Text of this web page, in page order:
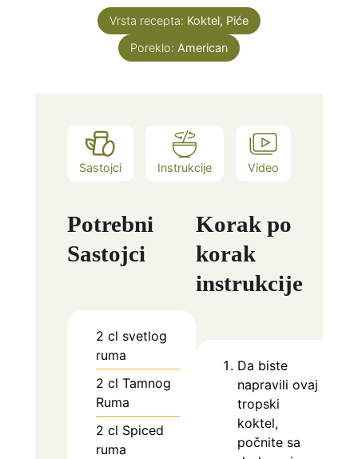
Vrsta recepta: Koktel, Piće
Poreklo: American
Sastojci Instrukcije Video
Potrebni
Sastojci
2 cl svetlog
ruma
2 cl Tamnog
Ruma
2 cl Spiced
ruma
Korak po
korak
instrukcije
Da biste
napravili ovaj
tropski
koktel,
počnite sa